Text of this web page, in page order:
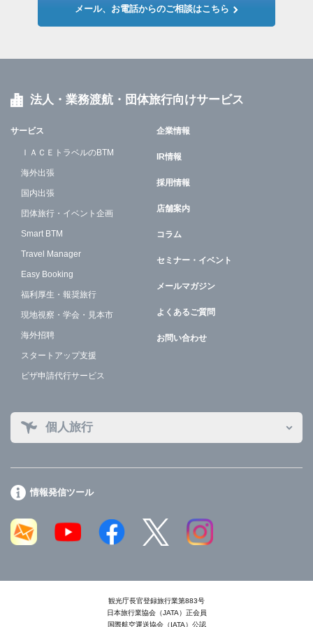
メール、お電話からのご相談はこちら
法人・業務渡航・団体旅行向けサービス
サービス
ＩＡＣＥトラベルのBTM
海外出張
国内出張
団体旅行・イベント企画
Smart BTM
Travel Manager
Easy Booking
福利厚生・報奨旅行
現地視察・学会・見本市
海外招聘
スタートアップ支援
ビザ申請代行サービス
企業情報
IR情報
採用情報
店舗案内
コラム
セミナー・イベント
メールマガジン
よくあるご質問
お問い合わせ
個人旅行
情報発信ツール
観光庁長官登録旅行業第883号
日本旅行業協会（JATA）正会員
国際航空運送協会（IATA）公認